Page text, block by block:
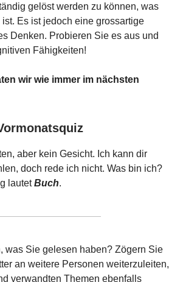
gelöst werden zu können, was
Es ist jedoch eine grossartige
Denken. Probieren Sie es aus und
Fähigkeiten!
wir wie immer im nächsten
aber kein Gesicht. Ich kann dir
doch rede ich nicht. Was bin ich?
lautetBuch.
was Sie gelesen haben? Zögern Sie
an weitere Personen weiterzuleiten,
verwandten Themen ebenfalls